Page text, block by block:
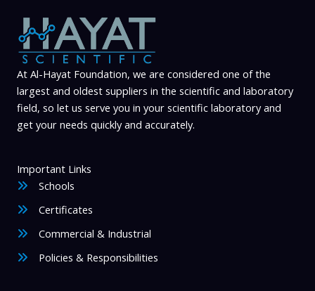
At Al-Hayat Foundation, we are considered one of the
largest and oldest suppliers in the scientific and laboratory
field, so let us serve you in your scientific laboratory and
get your needs quickly and accurately.
Important Links
Schools
Certificates
Commercial & Industrial
Policies & Responsibilities